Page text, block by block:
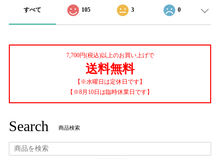
すべて 105 3 0
7,700円(税込)以上のお買い上げで
送料無料
【※水曜日は定休日です】
【※8月10日は臨時休業日です】
Search 商品検索